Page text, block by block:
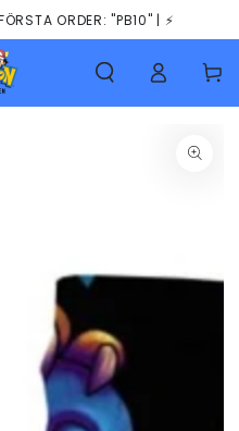
ORDER: "PB10" | ⚡️